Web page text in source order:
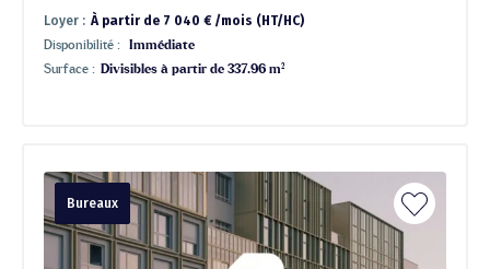
Loyer : À partir de 7 040 € /mois (HT/HC)
Disponibilité :
Immédiate
Surface : Divisibles à partir de 337.96 m²
Bureaux